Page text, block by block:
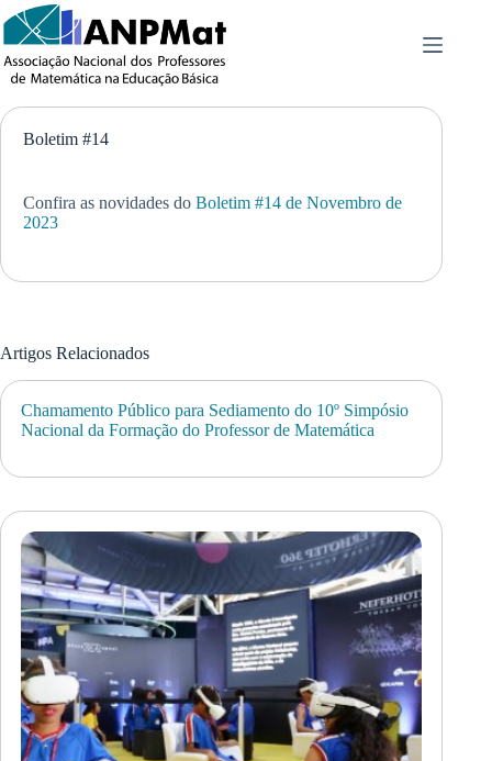
Pular
para
o
conteúdo
Boletim #14
Confira as novidades do Boletim #14 de Novembro de
2023
Artigos Relacionados
Chamamento Público para Sediamento do 10º Simpósio
Nacional da Formação do Professor de Matemática